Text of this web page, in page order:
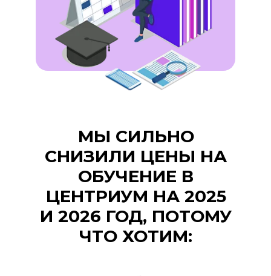
МЫ СИЛЬНО
СНИЗИЛИ ЦЕНЫ НА
ОБУЧЕНИЕ В
ЦЕНТРИУМ НА 2025
И 2026 ГОД, ПОТОМУ
ЧТО ХОТИМ: